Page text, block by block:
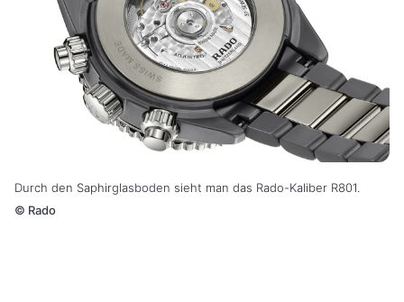
Durch den Saphirglasboden sieht man das Rado-Kaliber R801.
© Rado